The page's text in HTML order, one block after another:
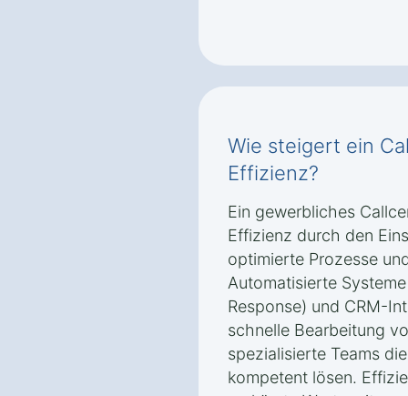
Wie steigert ein
Effizienz?
Ein gewerbliches
Effizienz durch den
optimierte Prozesse
Automatisierte
Response) und CRM-
schnelle Bearbeitung
spezialisierte Teams
kompetent lösen.